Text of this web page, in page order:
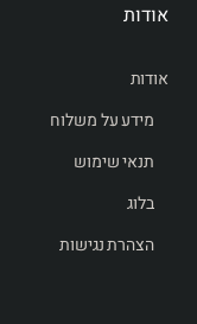
אודות
אודות
מידע על משלוח
תנאי שימוש
בלוג
הצהרת נגישות